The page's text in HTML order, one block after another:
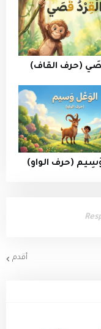
(حرف القاف)
(حرف الواو)
أقدم